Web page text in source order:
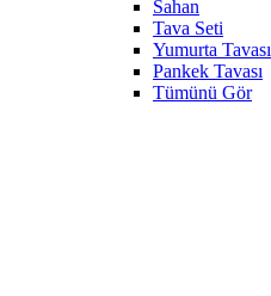
Sahan
Tava Seti
Yumurta Tavası
Pankek Tavası
Tümünü Gör